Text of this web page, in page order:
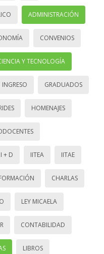
ADMINISTRACIÓN
CONVENIOS
Y TECNOLOGÍA
INGRESO GRADUADOS
HOMENAJES
I + D IITEA IITAE
CHARLAS
LEY MICAELA
CONTABILIDAD
LIBROS